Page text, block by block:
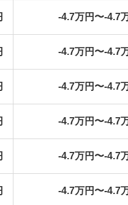
-4.7万円〜-4.7
-4.7万円〜-4.7
-4.7万円〜-4.7
-4.7万円〜-4.7
-4.7万円〜-4.7
-4.7万円〜-4.7